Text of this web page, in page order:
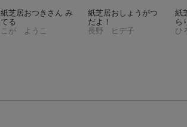
紙芝居おつきさん み
てる
こが ようこ
紙芝居おしょうがつ
だよ！
長野 ヒデ子
紙
ら
ひ